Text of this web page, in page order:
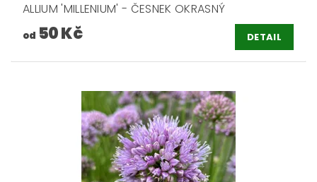
ALLIUM 'MILLENIUM' - ČESNEK OKRASNÝ
od 50 Kč DETAIL